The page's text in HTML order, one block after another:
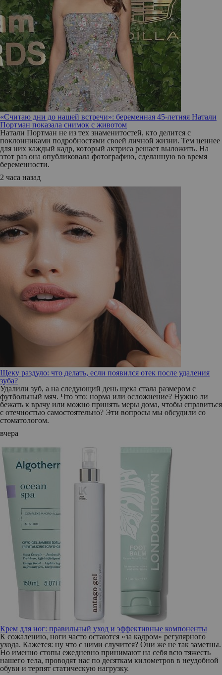
«Считаю дни до нашей встречи»: беременная 45-летняя Натали
Портман показала снимок с животом
Натали Портман не из тех знаменитостей, кто делится с
поклонниками подробностями своей личной жизни. Тем ценнее
для них каждый кадр, который актриса решает выложить. На
этот раз она опубликовала фотографию, сделанную во время
беременности.
2 часа назад
Щеку раздуло: что делать, если появился отек после удаления
зуба?
Удалили зуб, а на следующий день щека стала размером с
футбольный мяч. Что это: норма или осложнение? Нужно ли
бежать к врачу или можно принять меры дома, чтобы справиться
с отечностью самостоятельно? Эти вопросы мы обсудили со
стоматологом.
вчера
Крем для ног: правильный уход и эффективные компоненты
К сожалению, ноги часто остаются «за кадром» регулярного
ухода. Кажется: ну что с ними случится? Они же не так заметны.
Но именно стопы ежедневно принимают на себя всю тяжесть
нашего тела, проводят нас по десяткам километров в неудобной
обуви и терпят статическую нагрузку.